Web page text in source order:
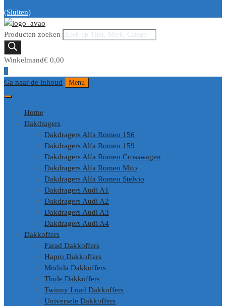
(Sluiten)
Producten zoeken
Winkelmand€ 0,00
0
Ga naar de inhoud
Menu
Home
Dakdragers
Dakdragers Alfa Romeo 156
Dakdragers Alfa Romeo 159
Dakdragers Alfa Romeo Crosswagen
Dakdragers Alfa Romeo Mito
Dakdragers Alfa Romeo Stelvio
Dakdragers Audi A1
Dakdragers Audi A2
Dakdragers Audi A3
Dakdragers Audi A4
Dakkoffers
Farad Dakkoffers
Hapro Dakkoffers
Modula Dakkoffers
Thule Dakkoffers
Twinny Load Dakkoffers
Universele Dakkoffers